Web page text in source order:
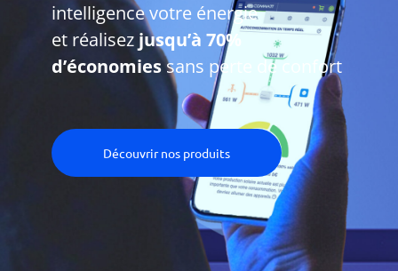
intelligence votre énergie
et réalisez jusqu’à 70%
d’économiessans perte de confort
Découvrir nos produits